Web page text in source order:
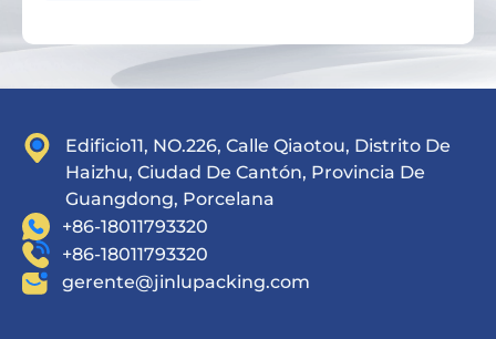
Edificio11, NO.226, Calle Qiaotou, Distrito De
Haizhu, Ciudad De Cantón, Provincia De
Guangdong, Porcelana
+86-18011793320
+86-18011793320
gerente@jinlupacking.com